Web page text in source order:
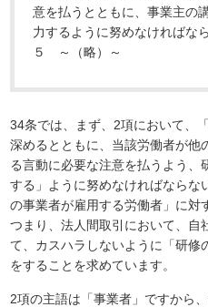
意を払うとともに、事業主の
力するように努めなければなら
５ ～（略）～
34条では、まず、2項において、
深めるとともに、当該労働者が他
る言動に必要な注意を払うよう、
する」ように努めなければならな
の事業者が雇用する労働者」に対
つまり、法人間取引において、自
て、カスハラしないように「研修
をすることを求めています。
2項の主語は「事業者」ですから